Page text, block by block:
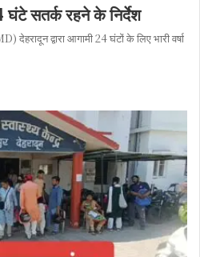
सतर्क रहने के निर्देश
देहरादून द्वारा आगामी 24 घंटों के लिए भारी वर्षा